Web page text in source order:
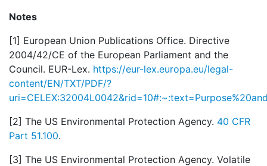
Notes
[1] European Union Publications Office. Directive
2004/42/CE of the European Parliament and the
Council. EUR-Lex. https://eur-lex.europa.eu/legal-
content/EN/TXT/PDF/?
[2] The US Environmental Protection Agency. 40 CFR
Part 51.100.
[3] The US Environmental Protection Agency. Volatile